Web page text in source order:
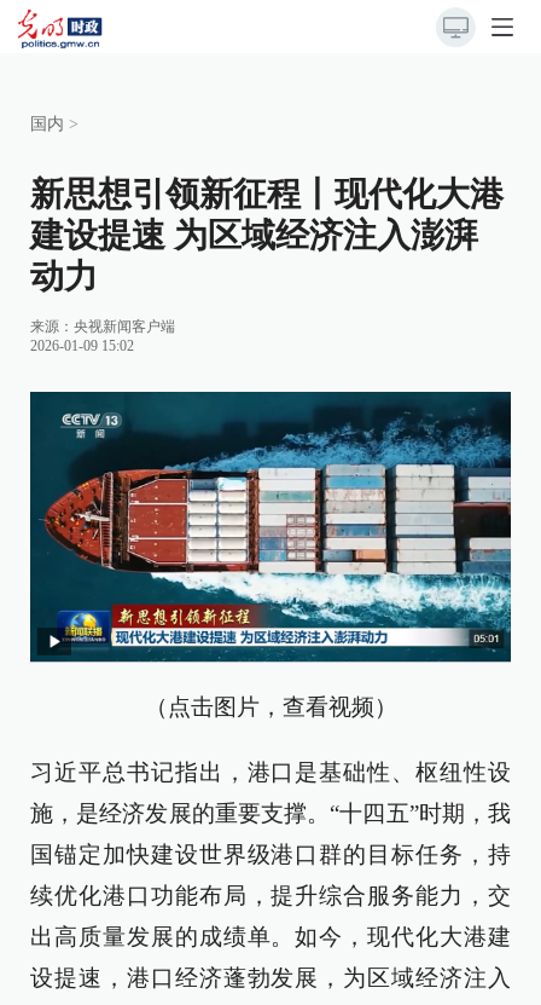
国内 >
新思想引领新征程丨现代化大港
建设提速 为区域经济注入澎湃
动力
来源： 央视新闻客户端
2026-01-09 15:02
（点击图片，查看视频）
习近平总书记指出，港口是基础性、枢纽性设
施，是经济发展的重要支撑。“十四五”时期，我
国锚定加快建设世界级港口群的目标任务，持
续优化港口功能布局，提升综合服务能力，交
出高质量发展的成绩单。如今，现代化大港建
设提速，港口经济蓬勃发展，为区域经济注入